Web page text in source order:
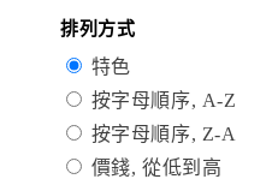
排列方式
特色
按字母順序, A-Z
按字母順序, Z-A
價錢, 從低到高